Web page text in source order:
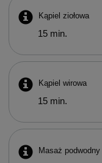
Kąpiel ziołowa
15 min.
Kąpiel wirowa
15 min.
Masaż podwodny